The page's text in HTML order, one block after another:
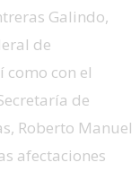
Galindo,
de
como con el
de
Roberto Manuel
afectaciones